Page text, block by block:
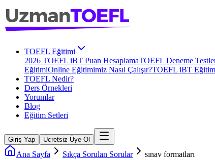
TOEFL Eğitimi
2026 TOEFL iBT Puan HesaplamaTOEFL Deneme
EğitimiOnline Eğitimimiz Nasıl Çalışır?TOEFL iBT
TOEFL Nedir?
Ders Örnekleri
Yorumlar
Blog
Eğitim Setleri
Giriş Yap Ücretsiz Üye Ol
Ana Sayfa Sıkça Sorulan Sorular sınav formatları